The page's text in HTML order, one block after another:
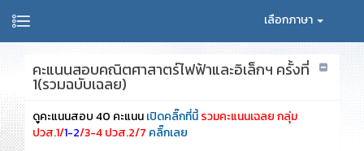
เลือกภาษา
คะแนนสอบคณิตศาสาตร์ไฟฟ้าและอิเล็กฯ ครั้งที่
1(รวมฉบับเฉลย)
ดูคะแนนสอบ 40 คะแนนเปิดคลิ๊กที่นี้รวมคะแนนเฉลย กลุ่ม
ปวส.1/1-2/3-4 ปวส.2/7 คลิ๊กเลย